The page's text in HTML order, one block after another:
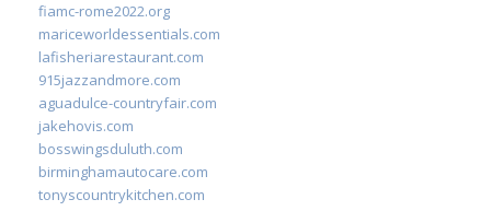
fiamc-rome2022.org
mariceworldessentials.com
lafisheriarestaurant.com
915jazzandmore.com
aguadulce-countryfair.com
jakehovis.com
bosswingsduluth.com
birminghamautocare.com
tonyscountrykitchen.com